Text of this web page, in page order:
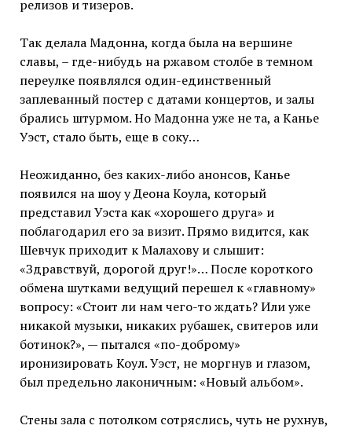
релизов и тизеров.
Так делала Мадонна, когда была на вершине
славы, – где-нибудь на ржавом столбе в темном
переулке появлялся один-единственный
заплеванный постер с датами концертов, и залы
брались штурмом. Но Мадонна уже не та, а Канье
Уэст, стало быть, еще в соку…
Неожиданно, без каких-либо анонсов, Канье
появился на шоу у Деона Коула, который
представил Уэста как «хорошего друга» и
поблагодарил его за визит. Прямо видится, как
Шевчук приходит к Малахову и слышит:
«Здравствуй, дорогой друг!»… После короткого
обмена шутками ведущий перешел к «главному»
вопросу: «Стоит ли нам чего-то ждать? Или уже
никакой музыки, никаких рубашек, свитеров или
ботинок?», — пытался «по-доброму»
иронизировать Коул. Уэст, не моргнув и глазом,
был предельно лаконичным: «Новый альбом».
Стены зала с потолком сотряслись, чуть не рухнув,